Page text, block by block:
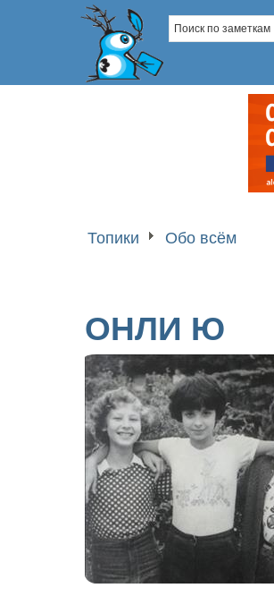
Топики Обо всём
ОНЛИ Ю